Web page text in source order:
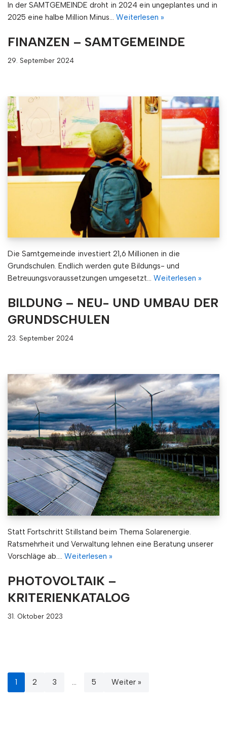
In der SAMTGEMEINDE droht in 2024 ein ungeplantes und in
2025 eine halbe Million Minus… Weiterlesen »
FINANZEN – SAMTGEMEINDE
29. September 2024
Die Samtgemeinde investiert 21,6 Millionen in die
Grundschulen. Endlich werden gute Bildungs- und
Betreuungsvoraussetzungen umgesetzt… Weiterlesen »
BILDUNG – NEU- UND UMBAU DER
GRUNDSCHULEN
23. September 2024
Statt Fortschritt Stillstand beim Thema Solarenergie.
Ratsmehrheit und Verwaltung lehnen eine Beratung unserer
Vorschläge ab.… Weiterlesen »
PHOTOVOLTAIK –
KRITERIENKATALOG
31. Oktober 2023
1 2 3 … 5 Weiter »